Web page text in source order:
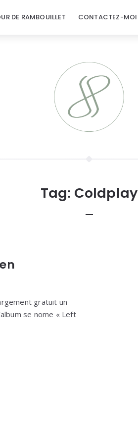
DE RAMBOUILLET CONTACTEZ-MOI
Tag: Coldplay
gratuit un
se nome « Left